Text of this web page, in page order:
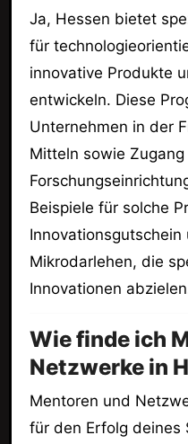
Ja, Hessen bietet
für
innovative Produkte
entwickeln. Diese
Unternehmen in der
Mitteln sowie Zugang
Beispiele für solche
Mikrodarlehen, die
Innovationen
Wie finde ich
Netzwerke in
Mentoren und
für den Erfolg deines